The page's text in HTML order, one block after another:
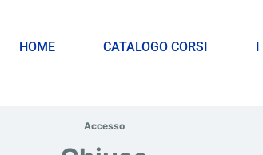
HOME CATALOGO CORSI I
Accesso